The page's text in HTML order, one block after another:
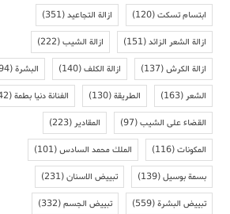
ابتسام تسكت(120) ازالة التجاعيد(351)
ازالة الشعر الزائد(151) ازالة الشيب(222)
ازالة الكرش(137) ازالة الكلف(140) البشرة(194)
الشعر(163) الطريقة(130) الفنانة دنيا بطمة(142)
القضاء على الشيب(97) المقادير(223)
المكونات(116) الملك محمد السادس(101)
بسمة بوسيل(139) تبييض الاسنان(231)
تبييض البشرة(559) تبييض الجسم(332)